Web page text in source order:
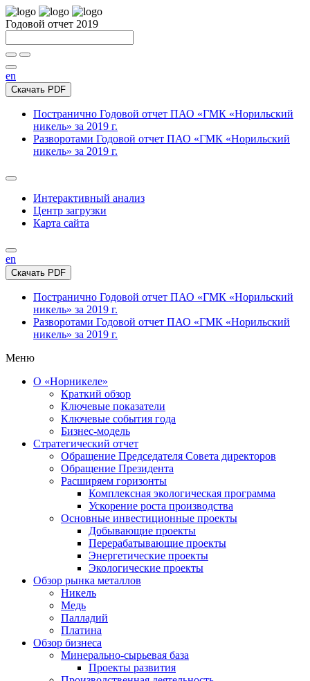
Годовой отчет 2019
en
Скачать PDF
Постранично Годовой отчет ПАО «ГМК «Норильский
никель» за 2019 г.
Разворотами Годовой отчет ПАО «ГМК «Норильский
никель» за 2019 г.
Интерактивный анализ
Центр загрузки
Карта сайта
en
Скачать PDF
Постранично Годовой отчет ПАО «ГМК «Норильский
никель» за 2019 г.
Разворотами Годовой отчет ПАО «ГМК «Норильский
никель» за 2019 г.
Меню
О «Норникеле»
Краткий обзор
Ключевые показатели
Ключевые события года
Бизнес-модель
Стратегический отчет
Обращение Председателя Совета директоров
Обращение Президента
Расширяем горизонты
Комплексная экологическая программа
Ускорение роста производства
Основные инвестиционные проекты
Добывающие проекты
Перерабатывающие проекты
Энергетические проекты
Экологические проекты
Обзор рынка металлов
Никель
Медь
Палладий
Платина
Обзор бизнеса
Минерально-сырьевая база
Проекты развития